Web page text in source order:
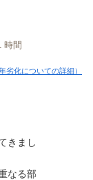
時間
劣化についての詳細）
きまし
なる部